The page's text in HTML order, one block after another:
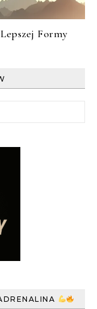
Formy